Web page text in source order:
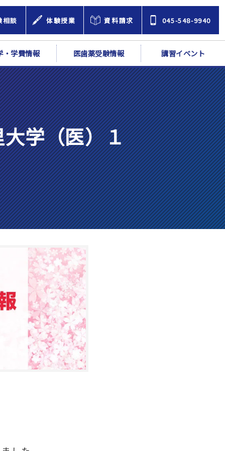
相談 体験授業 資料請求 045-548-9940
・学費情報 医歯薬受験情報 講習イベント
学（医）１